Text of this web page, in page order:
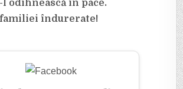
l odihnească în pace.
îndurerate!